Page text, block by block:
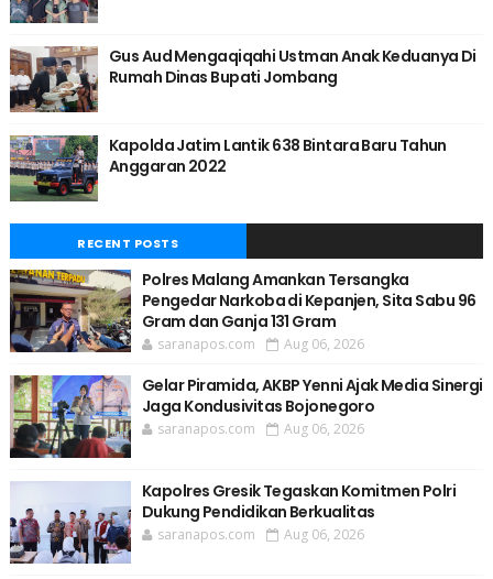
Gus Aud Mengaqiqahi Ustman Anak Keduanya Di
Rumah Dinas Bupati Jombang
Kapolda Jatim Lantik 638 Bintara Baru Tahun
Anggaran 2022
RECENT POSTS
Polres Malang Amankan Tersangka
Pengedar Narkoba di Kepanjen, Sita Sabu 96
Gram dan Ganja 131 Gram
saranapos.com Aug 06, 2026
Gelar Piramida, AKBP Yenni Ajak Media Sinergi
Jaga Kondusivitas Bojonegoro
saranapos.com Aug 06, 2026
Kapolres Gresik Tegaskan Komitmen Polri
Dukung Pendidikan Berkualitas
saranapos.com Aug 06, 2026